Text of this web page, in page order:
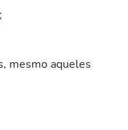
mesmo aqueles